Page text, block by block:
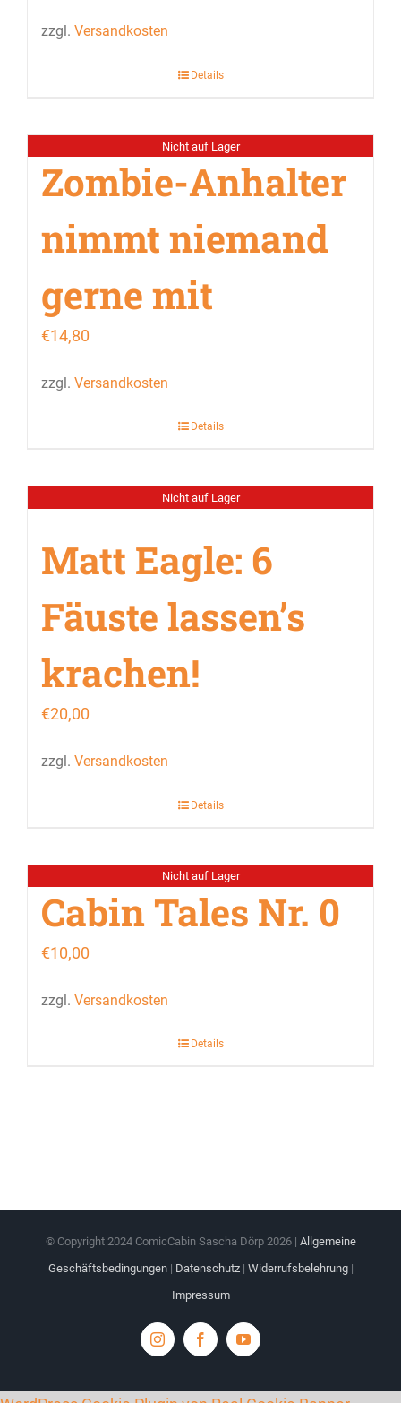
zzgl. Versandkosten
Details
Nicht auf Lager
Zombie-Anhalter
nimmt niemand
gerne mit
€14,80
zzgl. Versandkosten
Details
Nicht auf Lager
Matt Eagle: 6
Fäuste lassen’s
krachen!
€20,00
zzgl. Versandkosten
Details
Nicht auf Lager
Cabin Tales Nr. 0
€10,00
zzgl. Versandkosten
Details
© Copyright 2024 ComicCabin Sascha Dörp 2026 | Allgemeine
Geschäftsbedingungen| Datenschutz| Widerrufsbelehrung|
Impressum
InstagramFacebookYouTube